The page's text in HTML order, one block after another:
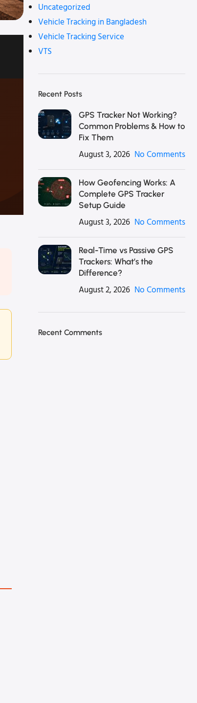
Uncategorized
Vehicle Tracking in Bangladesh
Vehicle Tracking Service
VTS
Recent Posts
GPS Tracker Not Working?
Common Problems & How to
Fix Them
August 3, 2026 No Comments
How Geofencing Works: A
Complete GPS Tracker
Setup Guide
August 3, 2026 No Comments
Real-Time vs Passive GPS
Trackers: What’s the
Difference?
August 2, 2026 No Comments
Recent Comments